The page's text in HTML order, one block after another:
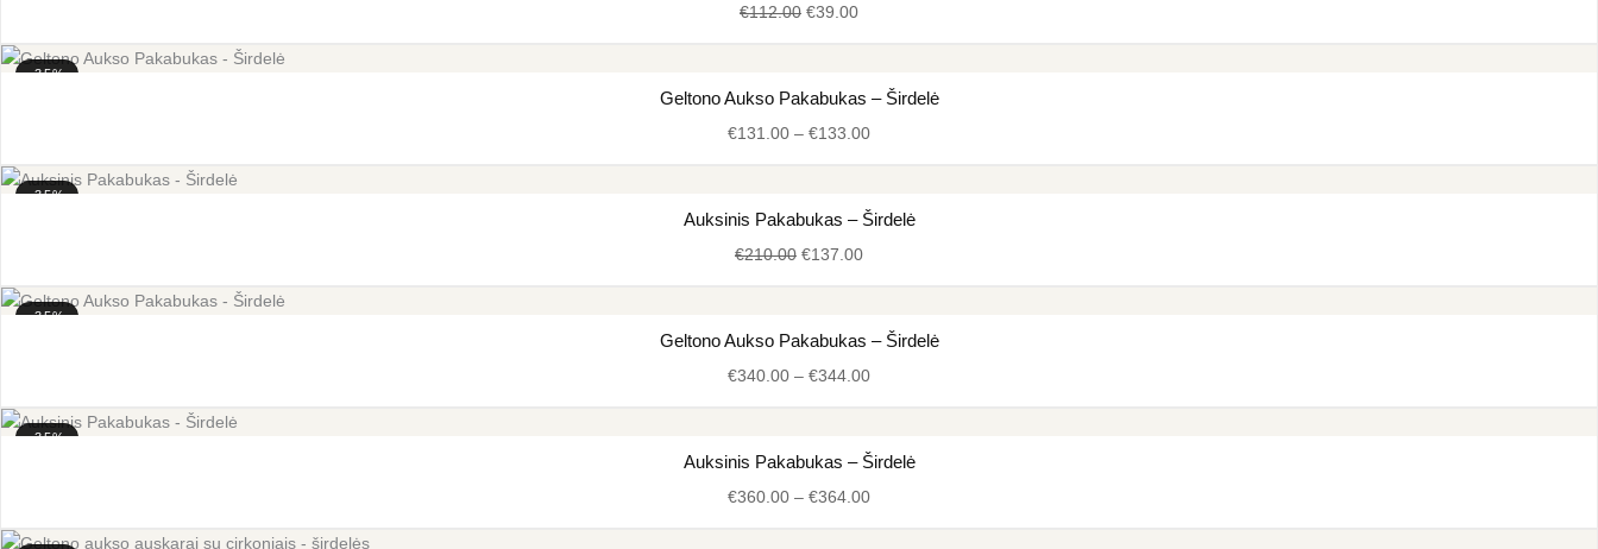
€112.00 was:
€39.00is:
-35%
Geltono Aukso Pakabukas – Širdelė
€131.00 – €133.00
Price
€131.00
-35%
Auksinis Pakabukas – Širdelė
€210.00 was:
€137.00
Current
is:
-35%
Geltono Aukso Pakabukas – Širdelė
€340.00 – €344.00
Price
€340.00
-35%
Auksinis Pakabukas – Širdelė
€360.00 – €364.00
Price
€360.00